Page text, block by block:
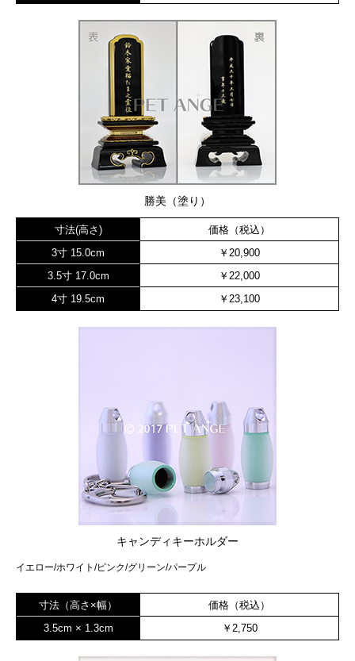
勝美（塗り）
寸法(高さ)
価格（税込）
3寸 15.0cm
￥20,900
3.5寸 17.0cm
￥22,000
4寸 19.5cm
￥23,100
キャンディキーホルダー
イエロー/ホワイト/ピンク/グリーン/パープル
寸法（高さ×幅）
価格（税込）
3.5cm × 1.3cm
￥2,750